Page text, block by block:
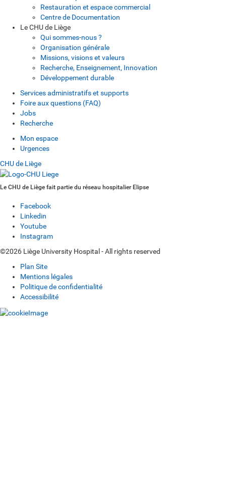
Restauration et espace commercial
Centre de Documentation
Le CHU de Liège
Qui sommes-nous ?
Organisation générale
Missions, visions et valeurs
Recherche, Enseignement, Innovation
Développement durable
Services administratifs et supports
Foire aux questions (FAQ)
Jobs
Recherche
Mon espace
Urgences
CHU de Liège
Le CHU de Liège fait partie du réseau hospitalier Elipse
Facebook
Linkedin
Youtube
Instagram
©2026 Liège University Hospital - All rights reserved
Plan Site
Mentions légales
Politique de confidentialité
Accessibilité